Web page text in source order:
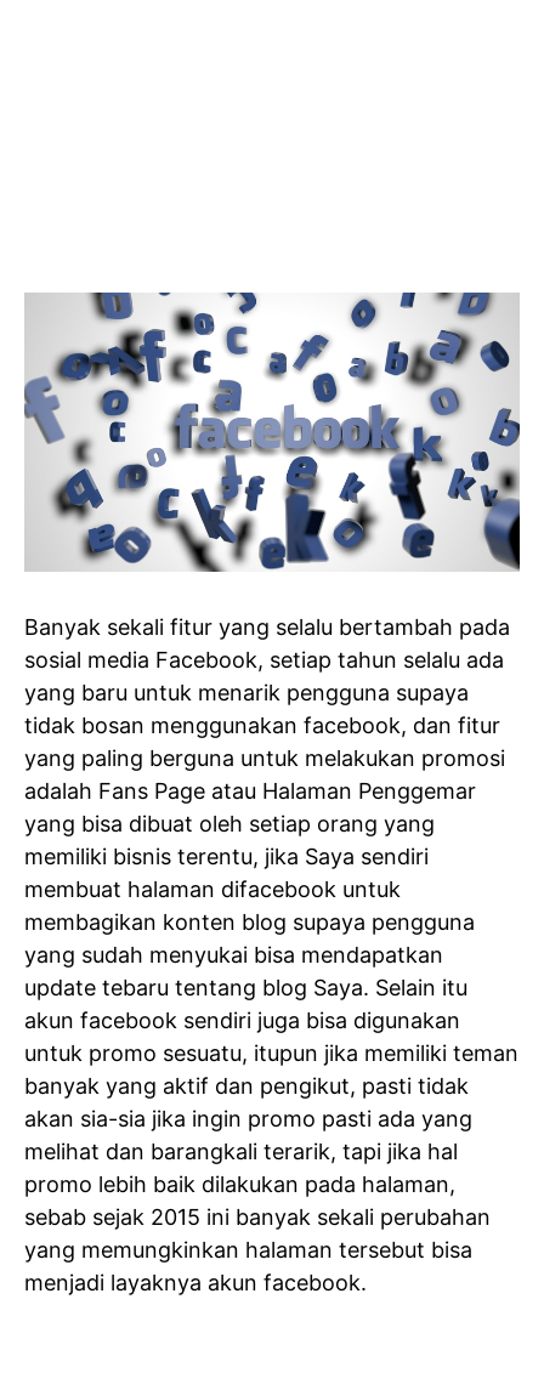
Banyak sekali fitur yang selalu bertambah pada
sosial media Facebook, setiap tahun selalu ada
yang baru untuk menarik pengguna supaya
tidak bosan menggunakan facebook, dan fitur
yang paling berguna untuk melakukan promosi
adalah Fans Page atau Halaman Penggemar
yang bisa dibuat oleh setiap orang yang
memiliki bisnis terentu, jika Saya sendiri
membuat halaman difacebook untuk
membagikan konten blog supaya pengguna
yang sudah menyukai bisa mendapatkan
update tebaru tentang blog Saya. Selain itu
akun facebook sendiri juga bisa digunakan
untuk promo sesuatu, itupun jika memiliki teman
banyak yang aktif dan pengikut, pasti tidak
akan sia-sia jika ingin promo pasti ada yang
melihat dan barangkali terarik, tapi jika hal
promo lebih baik dilakukan pada halaman,
sebab sejak 2015 ini banyak sekali perubahan
yang memungkinkan halaman tersebut bisa
menjadi layaknya akun facebook.